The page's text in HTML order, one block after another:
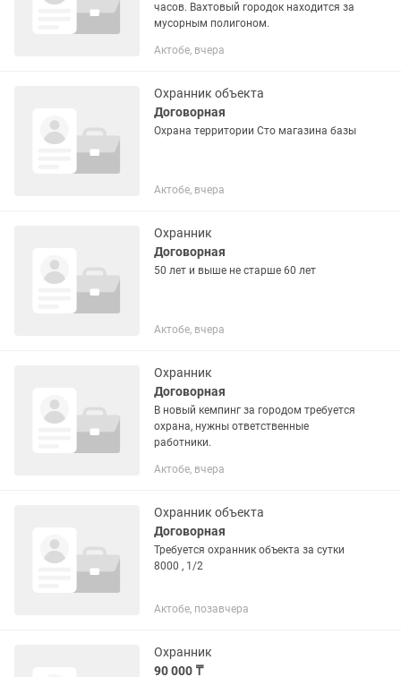
часов. Вахтовый городок находится за
мусорным полигоном.
Актобе, вчера
Охранник объекта
Договорная
Охрана территории Сто магазина базы
Актобе, вчера
Охранник
Договорная
50 лет и выше не старше 60 лет
Актобе, вчера
Охранник
Договорная
В новый кемпинг за городом требуется
охрана, нужны ответственные
работники.
Актобе, вчера
Охранник объекта
Договорная
Требуется охранник объекта за сутки
8000 , 1/2
Актобе, позавчера
Охранник
90 000 ₸